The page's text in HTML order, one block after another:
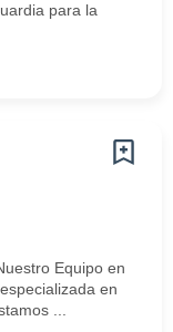
para la
Equipo en
en
...